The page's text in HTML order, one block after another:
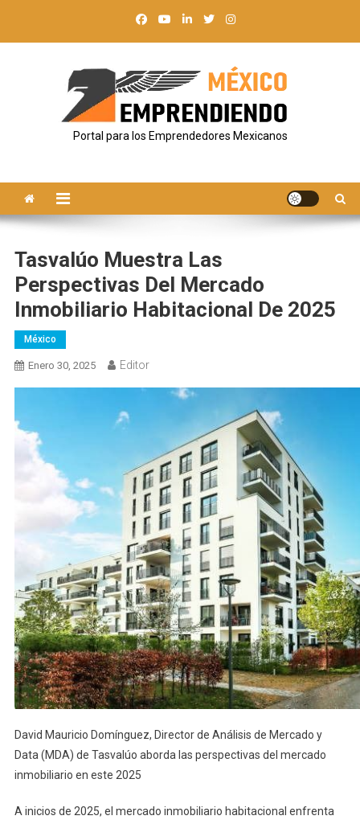
Portal para los Emprendedores Mexicanos
Tasvalúo Muestra Las
Perspectivas Del Mercado
Inmobiliario Habitacional De 2025
México
Enero 30, 2025 Editor
David Mauricio Domínguez, Director de Análisis de Mercado y
Data (MDA) de Tasvalúo aborda las perspectivas del mercado
inmobiliario en este 2025
A inicios de 2025, el mercado inmobiliario habitacional enfrenta